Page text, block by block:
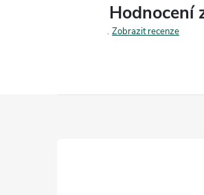
Hodnocení
Zobrazit recenze